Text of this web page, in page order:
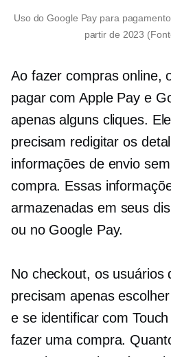
Uso do Google Pay para
partir de 2023
Ao fazer compras online,
pagar com Apple Pay e
apenas alguns cliques.
precisam redigitar os
informações de envio
compra. Essas
armazenadas em seus
ou no Google Pay.
No checkout, os usuários
precisam apenas
e se identificar com
fazer uma compra.